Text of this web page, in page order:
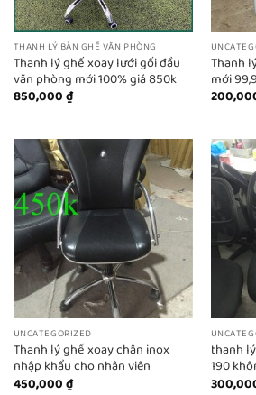
THANH LÝ BÀN GHẾ VĂN PHÒNG
Thanh lý ghế xoay lưới gối đầu
văn phòng mới 100% giá 850k
850,000₫
Thanh
mới
UNCATEGORIZED
Thanh lý ghế xoay chân inox
nhập khẩu cho nhân viên
450,000₫
thanh
190